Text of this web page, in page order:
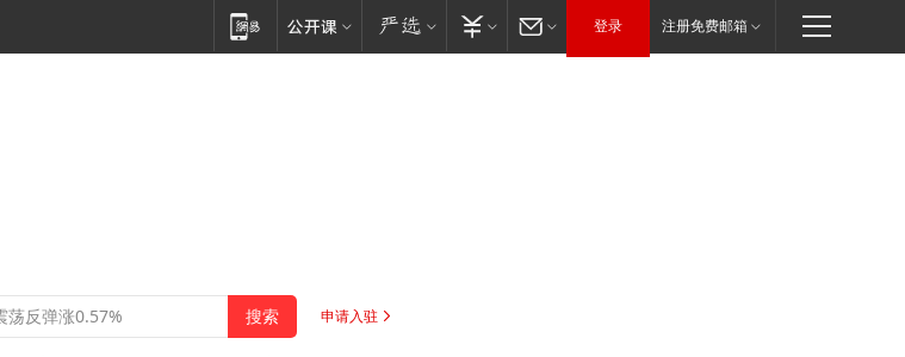
登录 注册免费邮箱
申请入驻